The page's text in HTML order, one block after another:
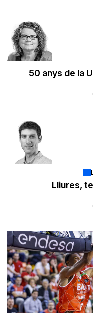
50 anys de la
Lliures,